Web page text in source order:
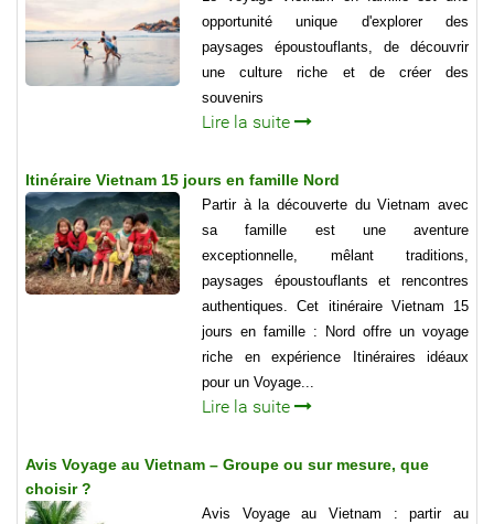
opportunité unique d'explorer des
paysages époustouflants, de découvrir
une culture riche et de créer des
souvenirs
Lire la suite
Itinéraire Vietnam 15 jours en famille Nord
Partir à la découverte du Vietnam avec
sa famille est une aventure
exceptionnelle, mêlant traditions,
paysages époustouflants et rencontres
authentiques. Cet itinéraire Vietnam 15
jours en famille : Nord offre un voyage
riche en expérience Itinéraires idéaux
pour un Voyage...
Lire la suite
Avis Voyage au Vietnam – Groupe ou sur mesure, que
choisir ?
Avis Voyage au Vietnam : partir au